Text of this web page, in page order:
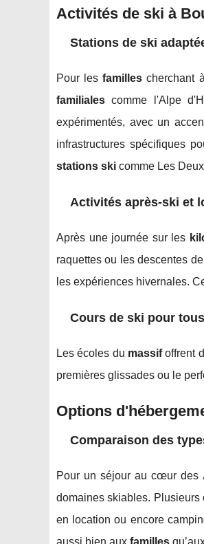
Activités de ski à
Stations de ski
Pour lesfamilles cherchant
familiales comme l'Alpe
expérimentés, avec un
infrastructures spécifiques
stations ski comme Les
Activités après-ski et
Après une journée sur les
raquettes ou les descentes
les expériences hivernales.
Cours de ski pour
Les écoles du massifoffrent
premières glissades ou le
Options
Comparaison des
Pour un séjour au cœur des
domaines skiables. Plusieurs
en location ou encore
aussi bien aux familles